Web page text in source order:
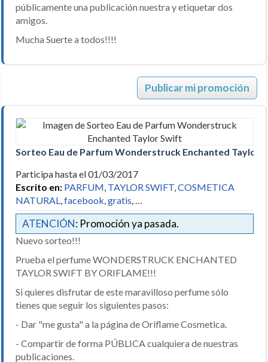
públicamente una publicación nuestra y etiquetar dos
amigos.
Mucha Suerte a todos!!!!
Publicar mi promoción
Sorteo Eau de Parfum Wonderstruck Enchanted Taylor
Participa hasta el 01/03/2017
Escrito en: PARFUM, TAYLOR SWIFT,COSMETICA
NATURAL,facebook,gratis, …
ATENCIÓN: Promoción ya pasada.
Nuevo sorteo!!!
Prueba el perfume WONDERSTRUCK ENCHANTED
TAYLOR SWIFT BY ORIFLAME!!!
Si quieres disfrutar de este maravilloso perfume sólo
tienes que seguir los siguientes pasos:
- Dar "me gusta" a la página de Oriflame Cosmetica.
- Compartir de forma PÚBLICA cualquiera de nuestras
publicaciones.